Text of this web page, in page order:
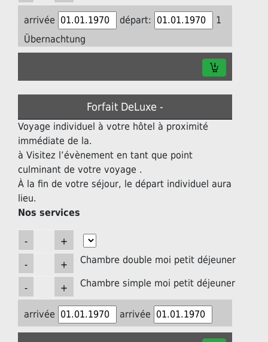
arrivée départ:
1
Übernachtung
Forfait DeLuxe -
Voyage individuel à votre hôtel à proximité
immédiate de la.
à Visitez l’évènement en tant que point
culminant de votre voyage .
À la fin de votre séjour, le départ individuel aura
lieu.
Nos services
Chambre double moi petit déjeuner
Chambre simple moi petit déjeuner
arrivée arrivée